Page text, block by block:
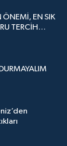
ÖNEMİ, EN SIK
TERCİH